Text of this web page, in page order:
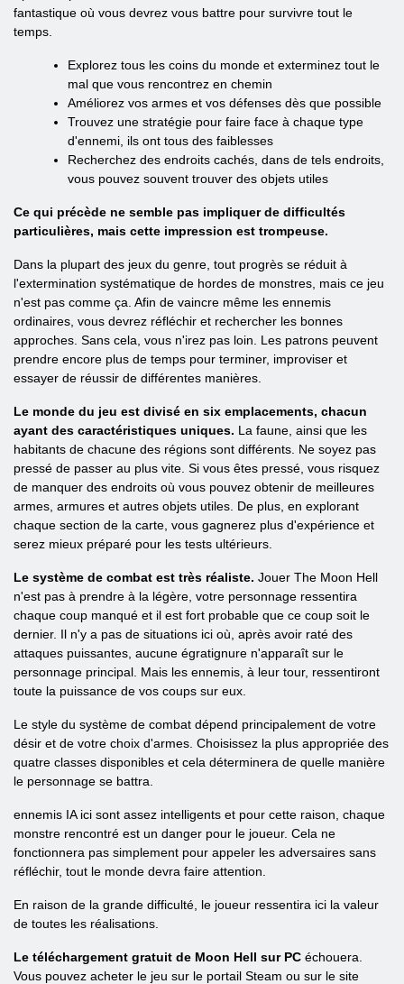
fantastique où vous devrez vous battre pour survivre tout le
temps.
Explorez tous les coins du monde et exterminez tout le
mal que vous rencontrez en chemin
Améliorez vos armes et vos défenses dès que possible
Trouvez une stratégie pour faire face à chaque type
d'ennemi, ils ont tous des faiblesses
Recherchez des endroits cachés, dans de tels endroits,
vous pouvez souvent trouver des objets utiles
Ce qui précède ne semble pas impliquer de difficultés
particulières, mais cette impression est trompeuse.
Dans la plupart des jeux du genre, tout progrès se réduit à
l'extermination systématique de hordes de monstres, mais ce jeu
n'est pas comme ça. Afin de vaincre même les ennemis
ordinaires, vous devrez réfléchir et rechercher les bonnes
approches. Sans cela, vous n'irez pas loin. Les patrons peuvent
prendre encore plus de temps pour terminer, improviser et
essayer de réussir de différentes manières.
Le monde du jeu est divisé en six emplacements, chacun
ayant des caractéristiques uniques. La faune, ainsi que les
habitants de chacune des régions sont différents. Ne soyez pas
pressé de passer au plus vite. Si vous êtes pressé, vous risquez
de manquer des endroits où vous pouvez obtenir de meilleures
armes, armures et autres objets utiles. De plus, en explorant
chaque section de la carte, vous gagnerez plus d'expérience et
serez mieux préparé pour les tests ultérieurs.
Le système de combat est très réaliste. Jouer The Moon Hell
n'est pas à prendre à la légère, votre personnage ressentira
chaque coup manqué et il est fort probable que ce coup soit le
dernier. Il n'y a pas de situations ici où, après avoir raté des
attaques puissantes, aucune égratignure n'apparaît sur le
personnage principal. Mais les ennemis, à leur tour, ressentiront
toute la puissance de vos coups sur eux.
Le style du système de combat dépend principalement de votre
désir et de votre choix d'armes. Choisissez la plus appropriée des
quatre classes disponibles et cela déterminera de quelle manière
le personnage se battra.
ennemis IA ici sont assez intelligents et pour cette raison, chaque
monstre rencontré est un danger pour le joueur. Cela ne
fonctionnera pas simplement pour appeler les adversaires sans
réfléchir, tout le monde devra faire attention.
En raison de la grande difficulté, le joueur ressentira ici la valeur
de toutes les réalisations.
Le téléchargement gratuit de Moon Hell sur PC échouera.
Vous pouvez acheter le jeu sur le portail Steam ou sur le site